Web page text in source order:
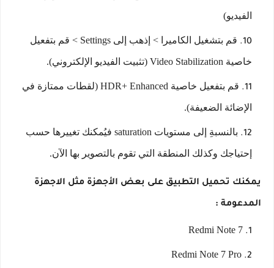
الفيديو)
قم بتشغيل الكاميرا > إذهب إلى Settings > قم بتفعيل
خاصية Video Stabilization (تثبيت الفيديو الإلكتروني).
قم بتفعيل خاصية HDR+ Enhanced (لقطات ممتازة في
الإضائة الضعيفة).
بالنسبةِ إلى مستويات saturation فيُمكنك تغييرها حسب
إحتياجك وكذلك المنطقة التي تقوم بالتصوير بها الآن.
يمكنك تحميل التطبيق على بعض الأجهزة مثل الاجهزة
المدعومة :
Redmi Note 7
Redmi Note 7 Pro